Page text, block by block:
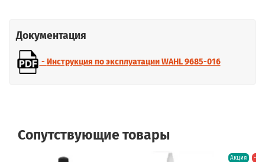
Документация
- Инструкция по эксплуатации WAHL 9685-016
Сопутствующие товары
Акция -